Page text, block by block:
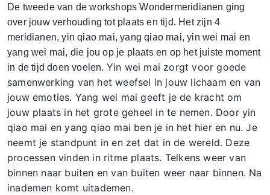
De tweede van de workshops Wondermeridianen ging
over jouw verhouding tot plaats en tijd. Het zijn 4
meridianen, yin qiao mai, yang qiao mai, yin wei mai en
yang wei mai, die jou op je plaats en op het juiste moment
in de tijd doen voelen. Yin wei mai zorgt voor goede
samenwerking van het weefsel in jouw lichaam en van
jouw emoties. Yang wei mai geeft je de kracht om
jouw plaats in het grote geheel in te nemen. Door yin
qiao mai en yang qiao mai ben je in het hier en nu. Je
neemt je standpunt in en zet dat in de wereld. Deze
processen vinden in ritme plaats. Telkens weer van
binnen naar buiten en van buiten weer naar binnen. Na
inademen komt uitademen.